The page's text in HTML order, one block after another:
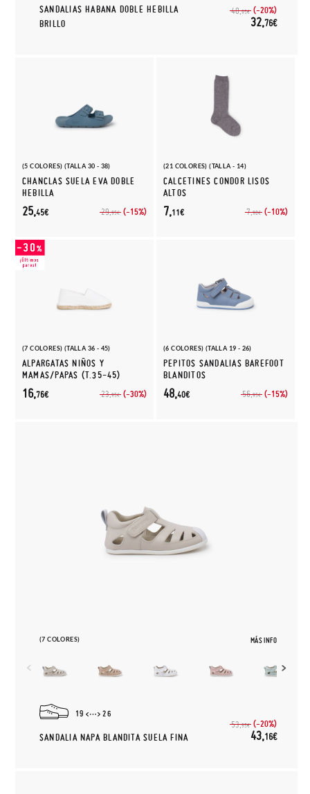
SANDALIAS HABANA DOBLE HEBILLA
BRILLO
40,95€ (-20%)
32,76€
(5 COLORES) (TALLA 30 - 38)
CHANCLAS SUELA EVA DOBLE
HEBILLA
29,95€ (-15%)
25,45€
(21 COLORES) (TALLA - 14)
CALCETINES CONDOR LISOS
ALTOS
7,90€ (-10%)
7,11€
(7 COLORES) (TALLA 36 - 45)
ALPARGATAS NIÑOS Y
MAMAS/PAPAS (T.35-45)
23,95€ (-30%)
16,76€
(6 COLORES) (TALLA 19 - 26)
PEPITOS SANDALIAS BAREFOOT
BLANDITOS
56,95€ (-15%)
48,40€
(7 COLORES) MÁS INFO
19 26
SANDALIA NAPA BLANDITA SUELA FINA
53,95€ (-20%)
43,16€